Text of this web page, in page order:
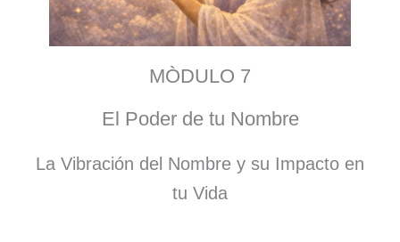
MÒDULO 7
El Poder de tu Nombre
La Vibración del Nombre y su Impacto en
tu Vida